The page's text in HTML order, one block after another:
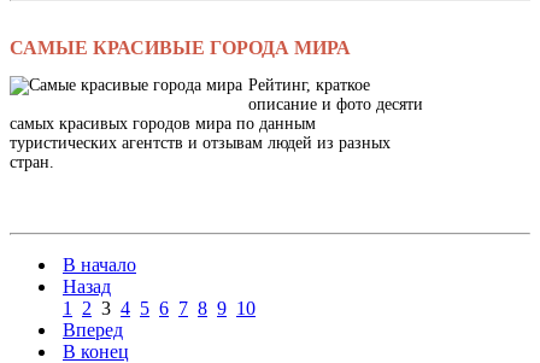
САМЫЕ КРАСИВЫЕ ГОРОДА МИРА
Рейтинг, краткое
описание и фото десяти
самых красивых городов мира по данным
туристических агентств и отзывам людей из разных
стран.
В начало
Назад
1
2 3 4 5 6 7 8 9 10
Вперед
В конец